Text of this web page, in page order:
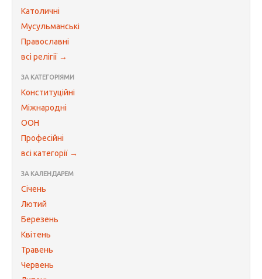
Католичні
Мусульманські
Православні
всі релігії →
ЗА КАТЕГОРІЯМИ
Конституційні
Міжнародні
ООН
Професійні
всі категорії →
ЗА КАЛЕНДАРЕМ
Січень
Лютий
Березень
Квітень
Травень
Червень